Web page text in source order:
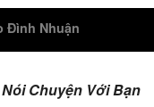
Đình Nhuận
Chuyện Với Bạn